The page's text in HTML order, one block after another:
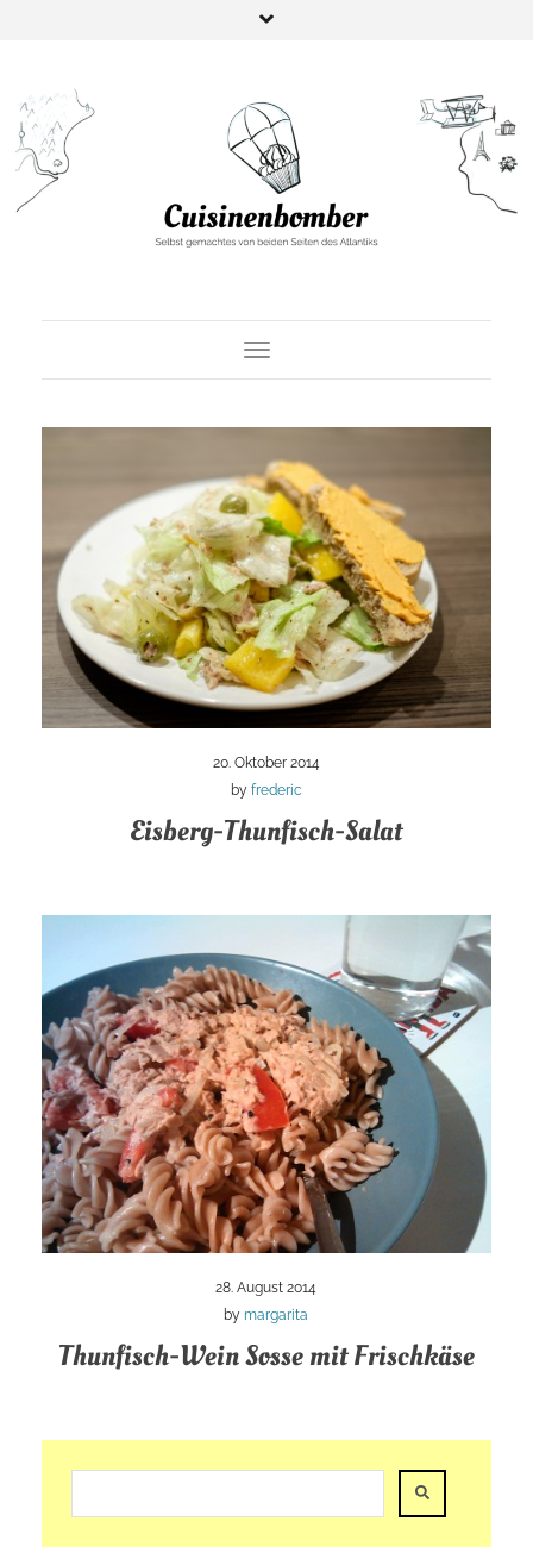
Toggle Navigation
20. Oktober 2014
by frederic
Eisberg-Thunfisch-Salat
28. August 2014
by margarita
Thunfisch-Wein Sosse mit Frischkäse